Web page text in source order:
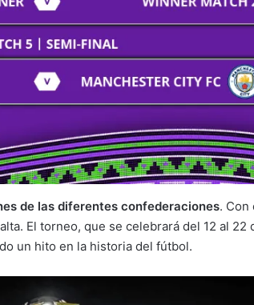
de las diferentes confederaciones. Con
El torneo, que se celebrará del 12 al 22
un hito en la historia del fútbol.